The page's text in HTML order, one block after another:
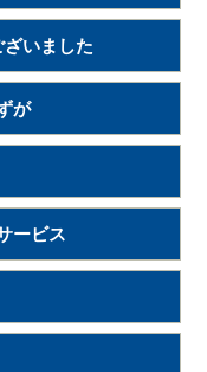
いました
が
ービス